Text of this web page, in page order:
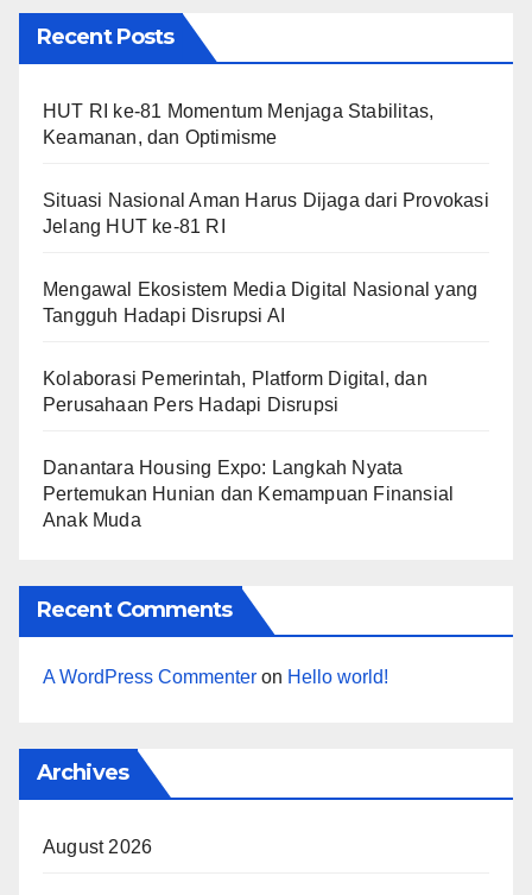
Recent Posts
HUT RI ke-81 Momentum Menjaga Stabilitas,
Keamanan, dan Optimisme
Situasi Nasional Aman Harus Dijaga dari Provokasi
Jelang HUT ke-81 RI
Mengawal Ekosistem Media Digital Nasional yang
Tangguh Hadapi Disrupsi AI
Kolaborasi Pemerintah, Platform Digital, dan
Perusahaan Pers Hadapi Disrupsi
Danantara Housing Expo: Langkah Nyata
Pertemukan Hunian dan Kemampuan Finansial
Anak Muda
Recent Comments
A WordPress Commenter on Hello world!
Archives
August 2026